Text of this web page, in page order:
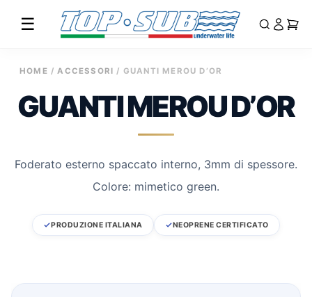
☰
contenuto
HOME /ACCESSORI / GUANTI MEROU D’OR
GUANTI MEROU D’OR
Foderato esterno spaccato interno, 3mm di spessore.
Colore: mimetico green.
PRODUZIONE ITALIANA NEOPRENE CERTIFICATO